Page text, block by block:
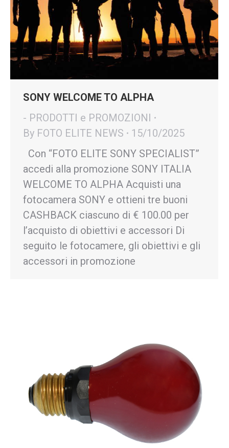
SONY WELCOME TO ALPHA
- PRODOTTI e PROMOZIONI
By FOTO ELITE NEWS
15/10/2025
Con “FOTO ELITE SONY SPECIALIST”
accedi alla promozione SONY ITALIA
WELCOME TO ALPHA Acquisti una
fotocamera SONY e ottieni tre buoni
CASHBACK ciascuno di € 100.00 per
l’acquisto di obiettivi e accessori Di
seguito le fotocamere, gli obiettivi e gli
accessori in promozione